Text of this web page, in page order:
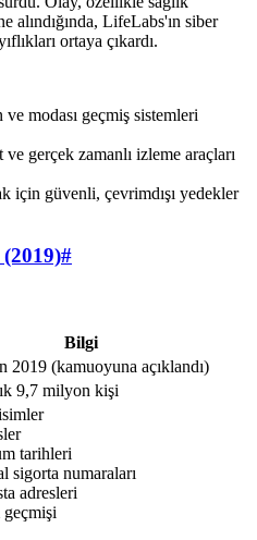
alındığında, LifeLabs'ın siber
ortaya çıkardı.
modası geçmiş sistemleri
gerçek zamanlı izleme araçları
için güvenli, çevrimdışı yedekler
#
Bilgi
2019 (kamuoyuna açıklandı)
9,7 milyon kişi
tarihleri
sigorta numaraları
adresleri